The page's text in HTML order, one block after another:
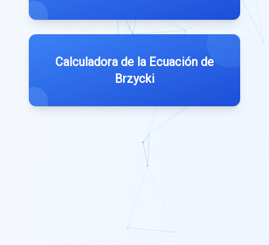
Calculadora de la Ecuación de
Brzycki